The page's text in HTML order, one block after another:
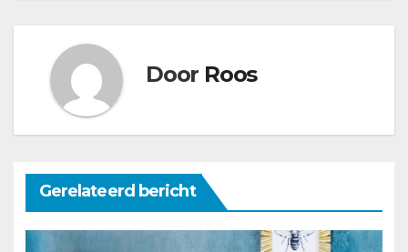
Door Roos
Gerelateerd bericht